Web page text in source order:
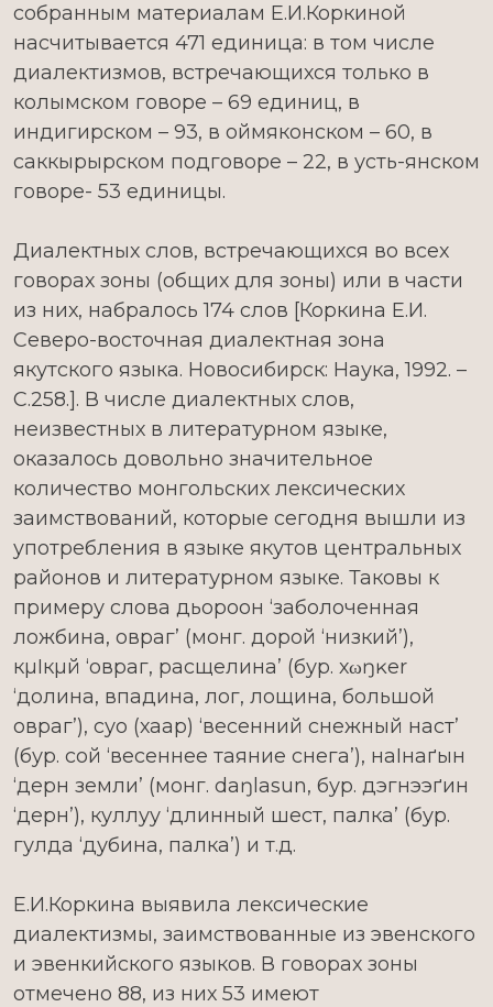
собранным материалам Е.И.Коркиной
насчитывается 471 единица: в том числе
диалектизмов, встречающихся только в
колымском говоре – 69 единиц, в
индигирском – 93, в оймяконском – 60, в
саккырырском подговоре – 22, в усть-янском
говоре- 53 единицы.
Диалектных слов, встречающихся во всех
говорах зоны (общих для зоны) или в части
из них, набралось 174 слов [Коркина Е.И.
Северо-восточная диалектная зона
якутского языка. Новосибирск: Наука, 1992. –
С.258.]. В числе диалектных слов,
неизвестных в литературном языке,
оказалось довольно значительное
количество монгольских лексических
заимствований, которые сегодня вышли из
употребления в языке якутов центральных
районов и литературном языке. Таковы к
примеру слова дьороон ‘заболоченная
ложбина, овраг’ (монг. дорой ‘низкий’),
кµІкµй ‘овраг, расщелина’ (бур. хωŋĸеr
‘долина, впадина, лог, лощина, большой
овраг’), суо (хаар) ‘весенний снежный наст’
(бур. сой ‘весеннее таяние снега’), наІнаґын
‘дерн земли’ (монг. daŋlasun, бур. дэгнээґин
‘дерн’), куллуу ‘длинный шест, палка’ (бур.
гулда ‘дубина, палка’) и т.д.
Е.И.Коркина выявила лексические
диалектизмы, заимствованные из эвенского
и эвенкийского языков. В говорах зоны
отмечено 88, из них 53 имеют